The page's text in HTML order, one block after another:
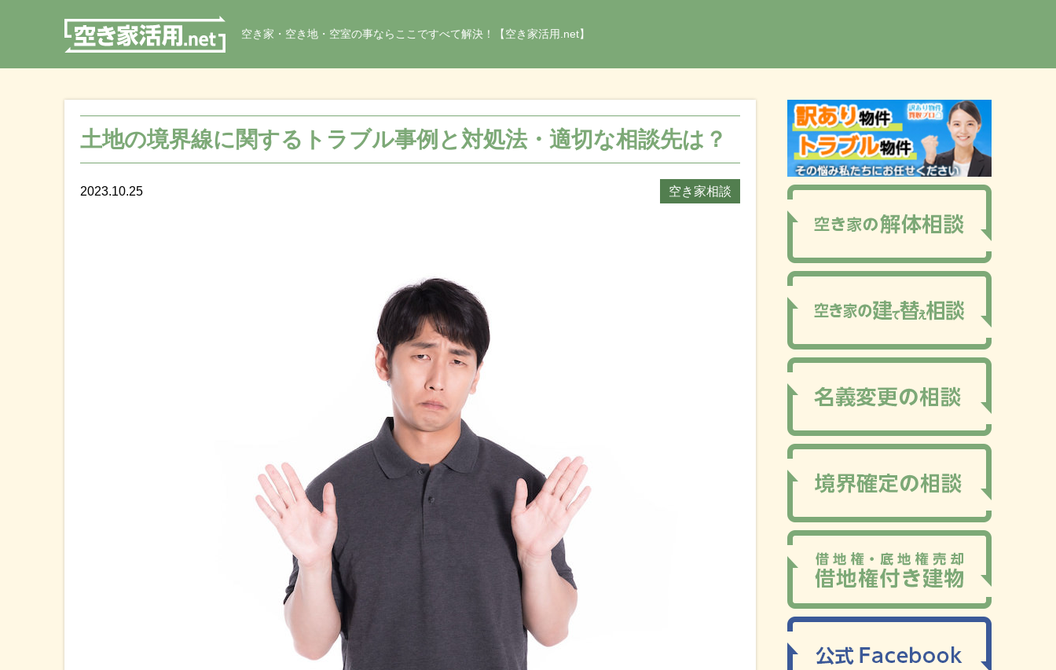
空き家・空き地・空室の事ならここですべて解決！【空き家活用.net】
土地の境界線に関するトラブル事例と対処法・適切な相談先は？
2023.10.25 空き家相談